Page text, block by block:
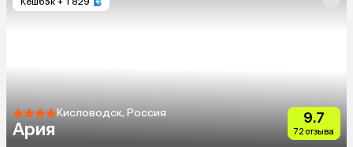
Кисловодск, Россия
Ария
9.7
72 отзыва